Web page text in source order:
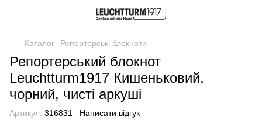
Каталог Репортерські блокноти
Репортерський блокнот
Leuchtturm1917 Кишеньковий,
чорний, чисті аркуші
Артикул: 316831 Написати відгук